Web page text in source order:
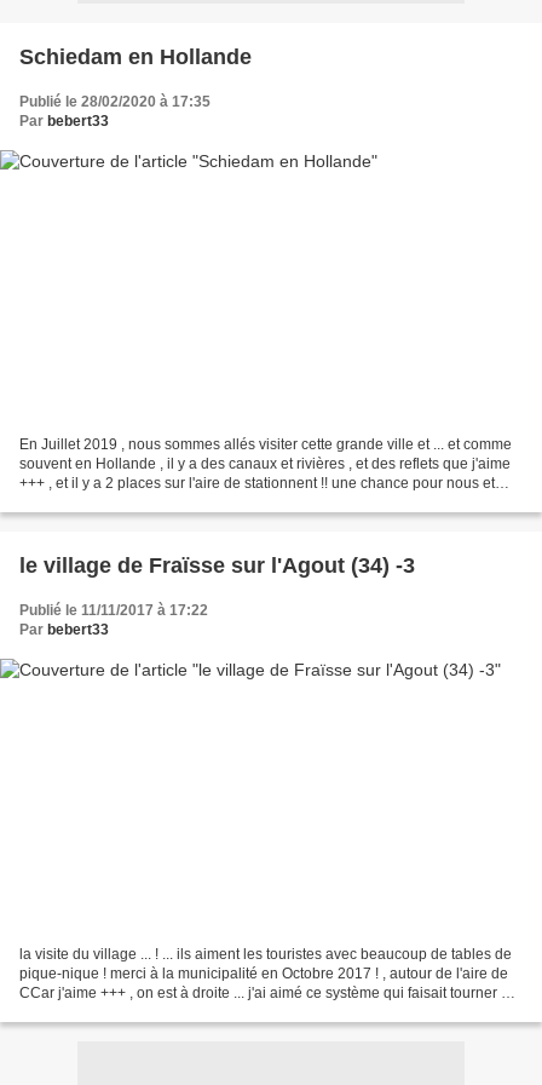
Schiedam en Hollande
Publié le 28/02/2020 à 17:35
Par bebert33
En Juillet 2019 , nous sommes allés visiter cette grande ville et ... et comme
souvent en Hollande , il y a des canaux et rivières , et des reflets que j'aime
+++ , et il y a 2 places sur l'aire de stationnent !! une chance pour nous et
le village de Fraïsse sur l'Agout (34) -3
Publié le 11/11/2017 à 17:22
Par bebert33
la visite du village ... ! ... ils aiment les touristes avec beaucoup de tables de
pique-nique ! merci à la municipalité en Octobre 2017 ! , autour de l'aire de
CCar j'aime +++ , on est à droite ... j'ai aimé ce système qui faisait tourner un